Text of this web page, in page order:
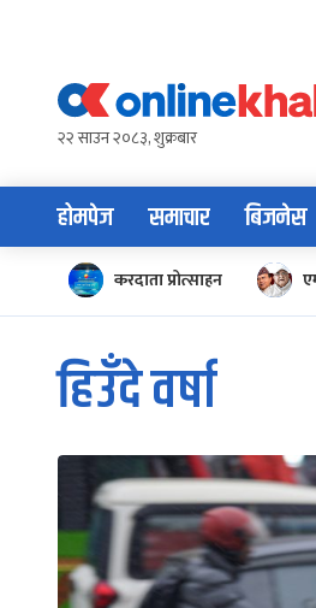
content२२ साउन २०८३, शुक्रबार
होमपेज समाचार बिजनेस
करदाता प्रोत्साहन
हिउँदे वर्षा